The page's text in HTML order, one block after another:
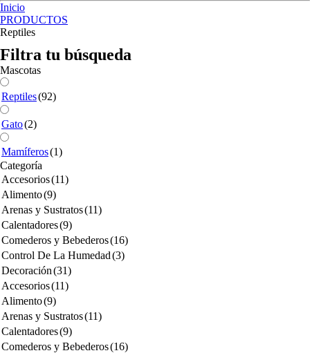
Inicio
PRODUCTOS
Reptiles
Filtra tu búsqueda
Mascotas
Reptiles(92)
Gato(2)
Mamíferos(1)
Categoría
Accesorios(11)
Alimento(9)
Arenas y Sustratos(11)
Calentadores(9)
Comederos y Bebederos(16)
Control De La Humedad(3)
Decoración(31)
Accesorios(11)
Alimento(9)
Arenas y Sustratos(11)
Calentadores(9)
Comederos y Bebederos(16)